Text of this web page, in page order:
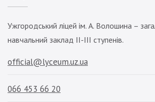
Ужгородський ліцей ім. А. Волошина –
навчальний заклад ІІ-ІІІ ступенів.
official@lyceum.uz.ua
066 453 66 20